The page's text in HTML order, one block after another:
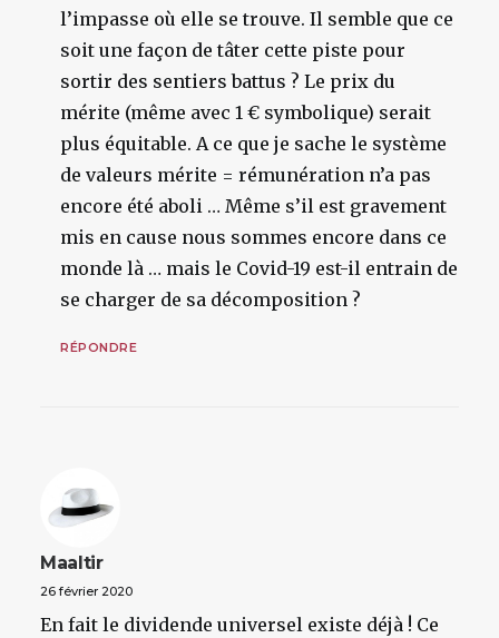
l’impasse où elle se trouve. Il semble que ce
soit une façon de tâter cette piste pour
sortir des sentiers battus ? Le prix du
mérite (même avec 1 € symbolique) serait
plus équitable. A ce que je sache le système
de valeurs mérite = rémunération n’a pas
encore été aboli … Même s’il est gravement
mis en cause nous sommes encore dans ce
monde là … mais le Covid-19 est-il entrain de
se charger de sa décomposition ?
RÉPONDRE
Maaltir
26 février 2020
En fait le dividende universel existe déjà ! Ce